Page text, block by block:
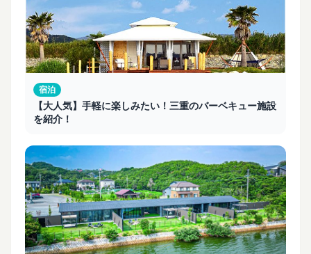
宿泊
【大人気】手軽に楽しみたい！三重のバーベキュー施設
を紹介！